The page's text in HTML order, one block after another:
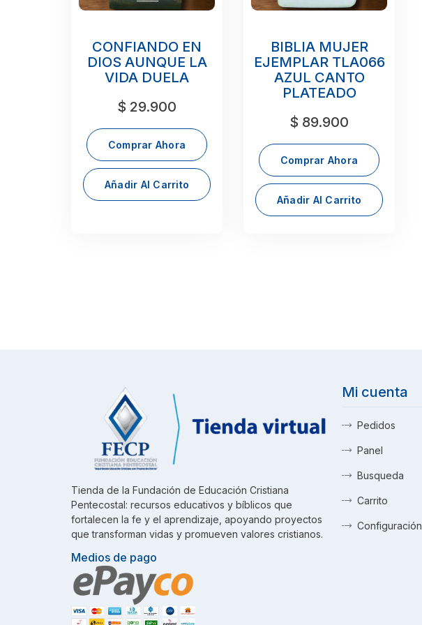
CONFIANDO EN
DIOS AUNQUE LA
VIDA DUELA
$ 29.900
Comprar Ahora
Añadir Al Carrito
BIBLIA MUJER
EJEMPLAR TLA066
AZUL CANTO
PLATEADO
$ 89.900
Comprar Ahora
Añadir Al Carrito
Tienda de la Fundación de Educación Cristiana
Pentecostal: recursos educativos y bíblicos que
fortalecen la fe y el aprendizaje, apoyando proyectos
que transforman vidas y promueven valores cristianos.
Medios de pago
Mi cuenta
Pedidos
Panel
Busqueda
Carrito
Configuración